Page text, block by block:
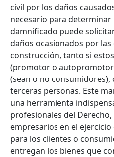
civil por los daños
necesario para determinar
damnificado puede
daños ocasionados por las
construcción, tanto si
(promotor o
(sean o no consumidores),
terceras personas. Este
una herramienta
profesionales del
empresarios en el
para los clientes o
entregan los bienes que